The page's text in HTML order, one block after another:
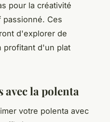
pour la créativité
Ces
d'explorer de
profitant d'un plat
avec la polenta
votre polenta avec